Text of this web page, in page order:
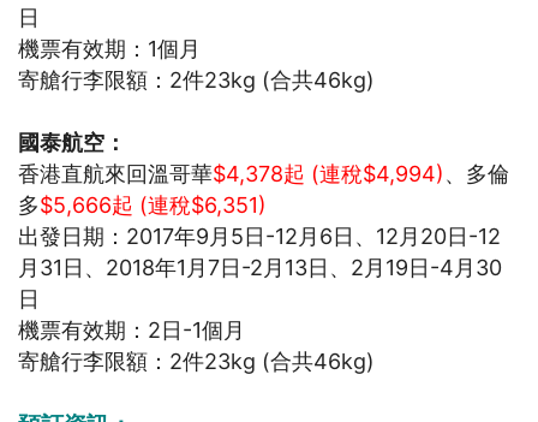
日
機票有效期：1個月
寄艙行李限額：2件23kg (合共46kg)
國泰航空：
香港直航來回溫哥華$4,378起 (連稅$4,994)、多倫
多$5,666起 (連稅$6,351)
出發日期：2017年9月5日-12月6日、12月20日-12
月31日、2018年1月7日-2月13日、2月19日-4月30
日
機票有效期：2日-1個月
寄艙行李限額：2件23kg (合共46kg)